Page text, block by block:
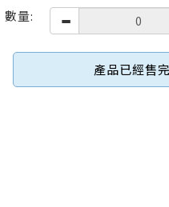
數量:
產品已經售完